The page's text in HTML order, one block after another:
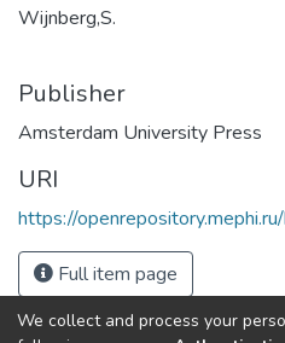
Wijnberg,S.
Publisher
Amsterdam University Press
URI
https://
Full item page
We collect and process your